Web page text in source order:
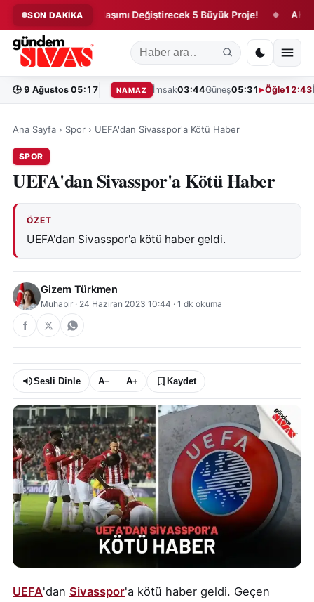
SON DAKİKA
Sivas’ta Ulaşımı Değiştirecek 5 Büyük Proje! ◆ AK
🕒 9 Ağustos 05:17 NAMAZ İmsak03:44Güneş05:31 Öğle12:43
Ana Sayfa › Spor › UEFA'dan Sivasspor'a Kötü Haber
SPOR
UEFA'dan Sivasspor'a Kötü Haber
ÖZET
UEFA'dan Sivasspor'a kötü haber geldi.
Gizem Türkmen
Muhabir · 24 Haziran 2023 10:44 · 1 dk okuma
Sesli Dinle A− A+ Kaydet
UEFA'dan Sivasspor'a kötü haber geldi. Geçen